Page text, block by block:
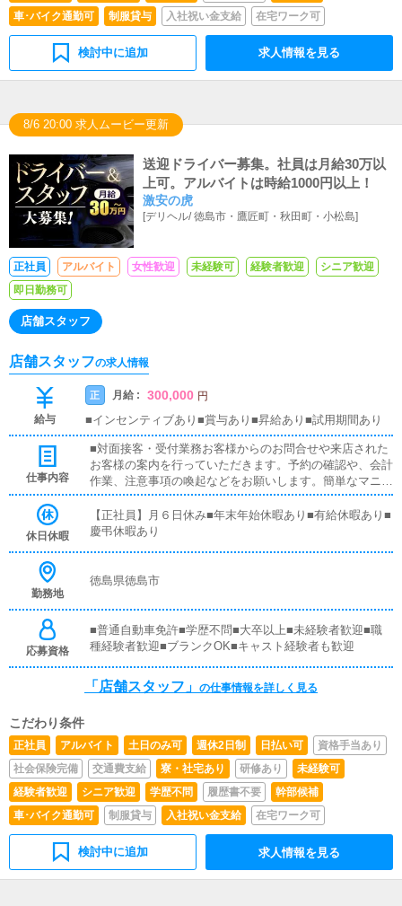
車･バイク通勤可
制服貸与 入社祝い金支給 在宅ワーク可
検討中に追加 求人情報を見る
8/6 20:00 求人ムービー更新
送迎ドライバー募集。社員は月給30万以
上可。アルバイトは時給1000円以上！
激安の虎
[デリヘル/徳島市・鷹匠町・秋田町・小松島]
正社員 アルバイト 女性歓迎 未経験可 経験者歓迎
シニア歓迎
即日勤務可
店舗スタッフ
店舗スタッフの求人情報
給与
正 月給 : 300,000 円
■インセンティブあり■賞与あり■昇給あり■試用期間あり
仕事内容
■対面接客・受付業務お客様からのお問合せや来店された
お客様の案内を行っていただきます。予約の確認や、会計
作業、注意事項の喚起などをお願いします。簡単なマニュ
アルや、先輩スタッフに付いて業務内容を見ながら徐々に
覚えていただきますので、未経験の方でも安心して働けま
す。■PC更新業務ヘブンネットなど、ポータルサイト等の
はボタンを押すだけや、ブログの更新時に簡単に文字が入
きます。■清掃・備品管理お客様やキャストの方に快適に
お過ごしいただくため、店内の清掃や備品の管理・補充を
行っていただきます。
休日休暇
【正社員】月６日休み■年末年始休暇あり■有給休暇あり■
慶弔休暇あり
勤務地
徳島県徳島市
応募資格
■普通自動車免許■学歴不問■大卒以上■未経験者歓迎■職
種経験者歓迎■ブランクOK■キャスト経験者も歓迎
「店舗スタッフ」 の仕事情報を詳しく見る
こだわり条件
正社員 アルバイト 土日のみ可 週休2日制 日払い可
資格手当あり
社会保険完備
交通費支給 寮・社宅あり 研修あり
未経験可
経験者歓迎
シニア歓迎 学歴不問 履歴書不要
幹部候補
車･バイク通勤可
制服貸与 入社祝い金支給 在宅ワーク可
検討中に追加 求人情報を見る